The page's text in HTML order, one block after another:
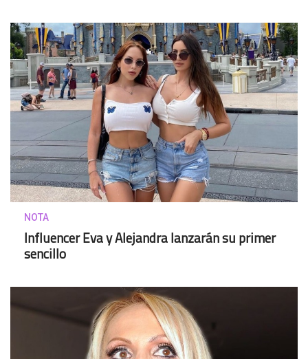
NOTA
Influencer Eva y Alejandra lanzarán su primer
sencillo